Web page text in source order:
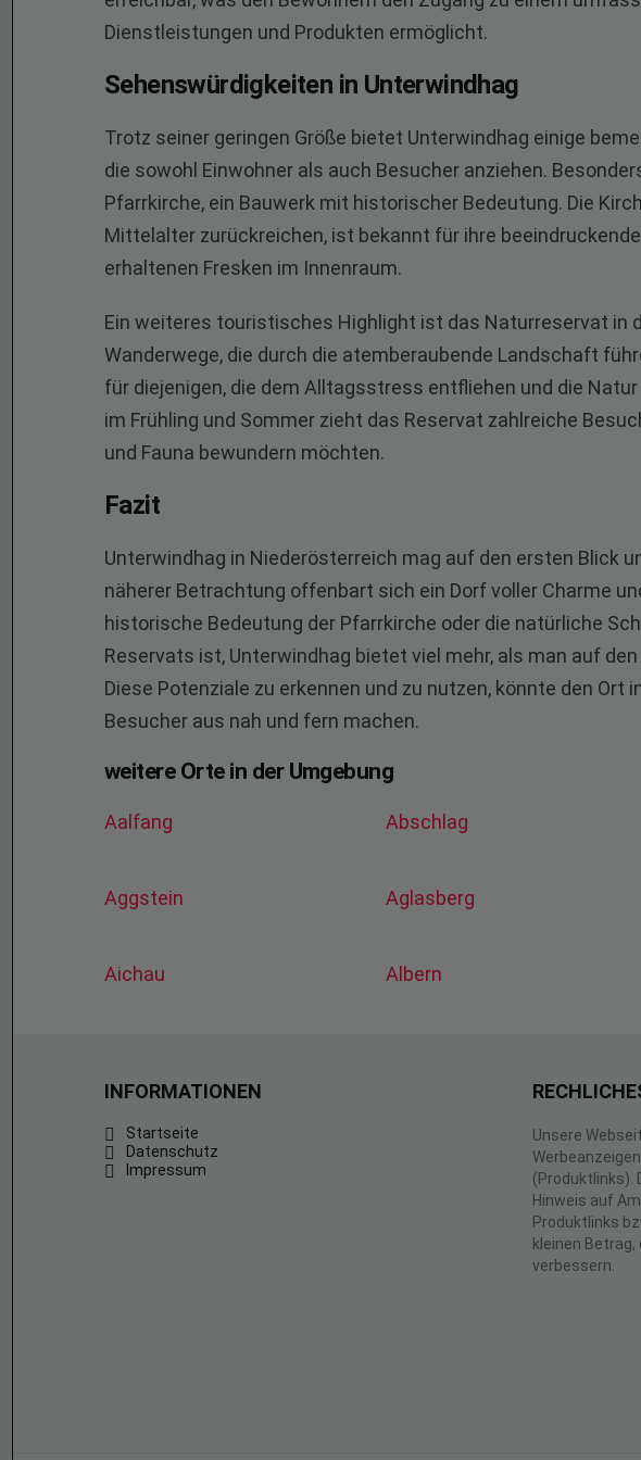
Dienstleistungen und Produkten ermöglicht.
Sehenswürdigkeiten in Unterwindhag
Trotz seiner geringen Größe bietet Unterwindhag einige
die sowohl Einwohner als auch Besucher anziehen.
Pfarrkirche, ein Bauwerk mit historischer Bedeutung. Die
Mittelalter zurückreichen, ist bekannt für ihre
erhaltenen Fresken im Innenraum.
Ein weiteres touristisches Highlight ist das Naturreservat in
Wanderwege, die durch die atemberaubende Landschaft
für diejenigen, die dem Alltagsstress entfliehen und die
im Frühling und Sommer zieht das Reservat zahlreiche
und Fauna bewundern möchten.
Fazit
Unterwindhag in Niederösterreich mag auf den ersten Blick
näherer Betrachtung offenbart sich ein Dorf voller Charme
historische Bedeutung der Pfarrkirche oder die natürliche
Reservats ist, Unterwindhag bietet viel mehr, als man auf
Diese Potenziale zu erkennen und zu nutzen, könnte den
Besucher aus nah und fern machen.
weitere Orte in der Umgebung
Aalfang Abschlag
Aggstein Aglasberg
Aichau Albern
INFORMATIONEN
Startseite
Datenschutz
Impressum
Unsere
(Produktlinks).
Hinweis auf
Produktlinks
kleinen
verbessern.